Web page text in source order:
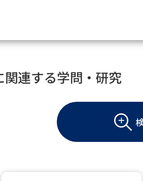
大
大学
総合
関連する学問・研究